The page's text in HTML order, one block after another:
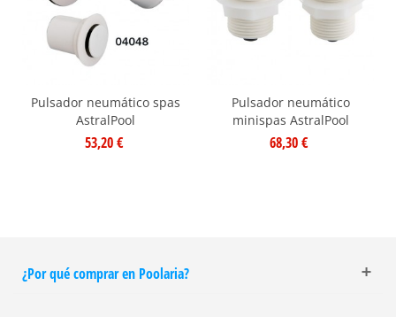
Pulsador neumático spas
AstralPool
53,20 €
Pulsador neumático
minispas AstralPool
68,30 €
¿Por qué comprar en Poolaria?